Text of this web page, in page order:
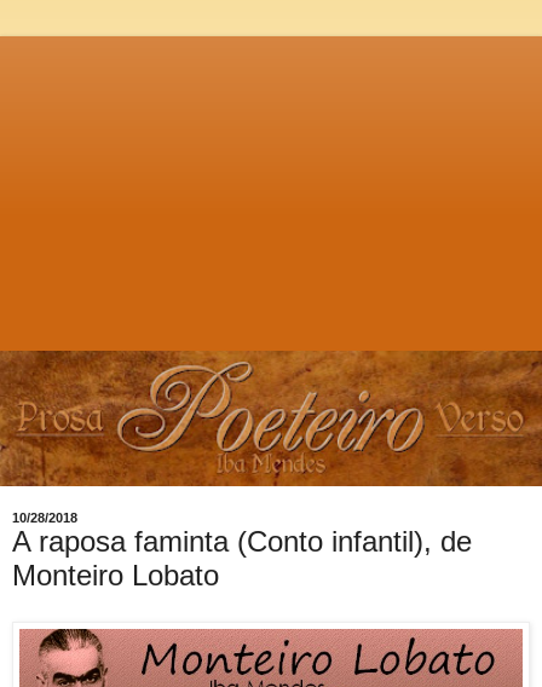
10/28/2018
A raposa faminta (Conto infantil), de
Monteiro Lobato